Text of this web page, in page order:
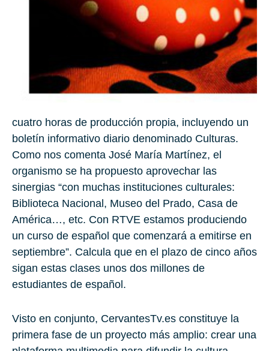
cuatro horas de producción propia, incluyendo un
boletín informativo diario denominado Culturas.
Como nos comenta José María Martínez, el
organismo se ha propuesto aprovechar las
sinergias “con muchas instituciones culturales:
Biblioteca Nacional, Museo del Prado, Casa de
América…, etc. Con RTVE estamos produciendo
un curso de español que comenzará a emitirse en
septiembre”. Calcula que en el plazo de cinco años
sigan estas clases unos dos millones de
estudiantes de español.
Visto en conjunto, CervantesTv.es constituye la
primera fase de un proyecto más amplio: crear una